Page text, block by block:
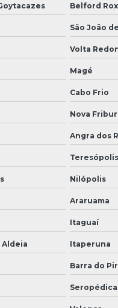
Belford
São João
Volta
Magé
Cabo Frio
Nova
Angra dos
Teresópolis
Nilópolis
Araruama
Itaguaí
Aldeia Itaperuna
Barra do
Seropédica